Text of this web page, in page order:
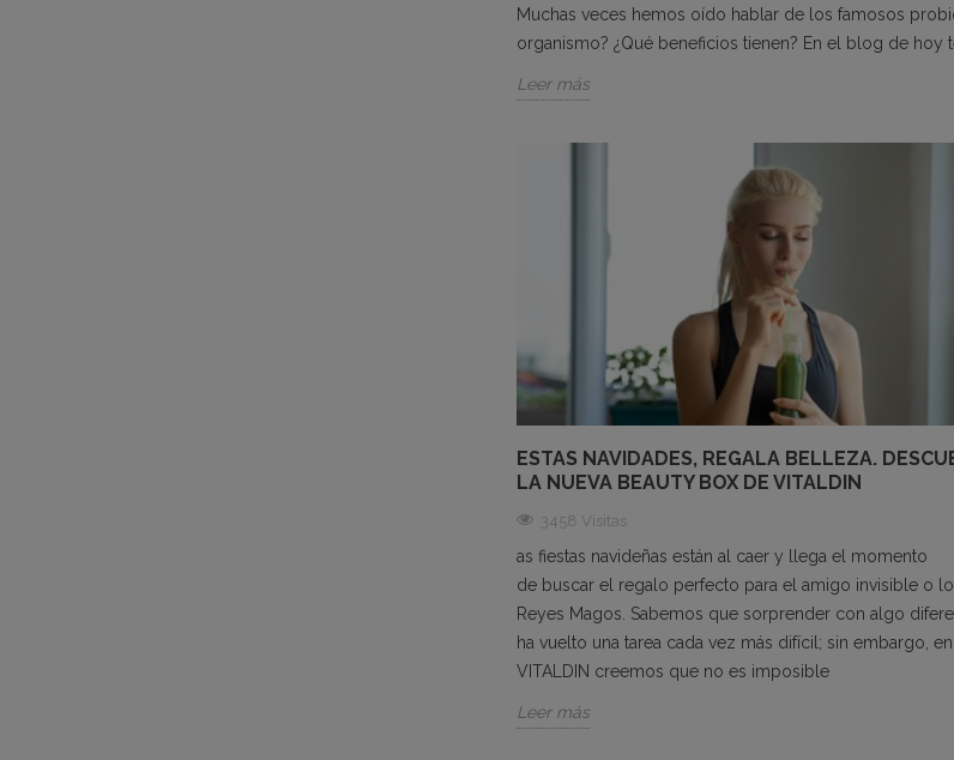
Muchas veces hemos oído hablar de los famosos
organismo? ¿Qué beneficios tienen? En el blog de
Leer más
ESTAS NAVIDADES, REGALA BELLEZA.
LA NUEVA BEAUTY BOX DE VITALDIN
3458 Visitas
as fiestas navideñas están al caer y llega el momento
de buscar el regalo perfecto para el amigo invisible o
Reyes Magos. Sabemos que sorprender con algo
ha vuelto una tarea cada vez más difícil; sin embargo, en
VITALDIN creemos que no es imposible
Leer más